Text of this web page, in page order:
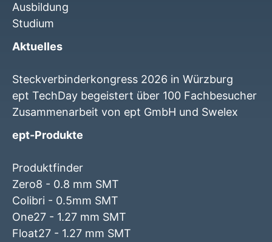
Ausbildung
Studium
Aktuelles
Steckverbinderkongress 2026 in Würzburg
ept TechDay begeistert über 100 Fachbesucher
Zusammenarbeit von ept GmbH und Swelex
ept-Produkte
Produktfinder
Zero8 - 0.8 mm SMT
Colibri - 0.5mm SMT
One27 - 1.27 mm SMT
Float27 - 1.27 mm SMT